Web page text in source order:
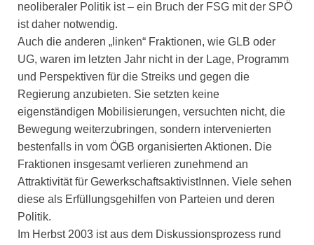
neoliberaler Politik ist – ein Bruch der FSG mit der SPÖ
ist daher notwendig.
Auch die anderen „linken“ Fraktionen, wie GLB oder
UG, waren im letzten Jahr nicht in der Lage, Programm
und Perspektiven für die Streiks und gegen die
Regierung anzubieten. Sie setzten keine
eigenständigen Mobilisierungen, versuchten nicht, die
Bewegung weiterzubringen, sondern intervenierten
bestenfalls in vom ÖGB organisierten Aktionen. Die
Fraktionen insgesamt verlieren zunehmend an
Attraktivität für GewerkschaftsaktivistInnen. Viele sehen
diese als Erfüllungsgehilfen von Parteien und deren
Politik.
Im Herbst 2003 ist aus dem Diskussionsprozess rund